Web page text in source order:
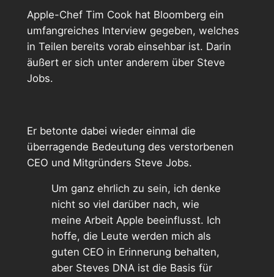
Apple-Chef Tim Cook hat Bloomberg ein
umfangreiches Interview gegeben, welches
in Teilen bereits vorab einsehbar ist. Darin
äußert er sich unter anderem über Steve
Jobs.
Er betonte dabei wieder einmal die
überragende Bedeutung des verstorbenen
CEO und Mitgründers Steve Jobs.
Um ganz ehrlich zu sein, ich denke
nicht so viel darüber nach, wie
meine Arbeit Apple beeinflusst. Ich
hoffe, die Leute werden mich als
guten CEO in Erinnerung behalten,
aber Steves DNA ist die Basis für